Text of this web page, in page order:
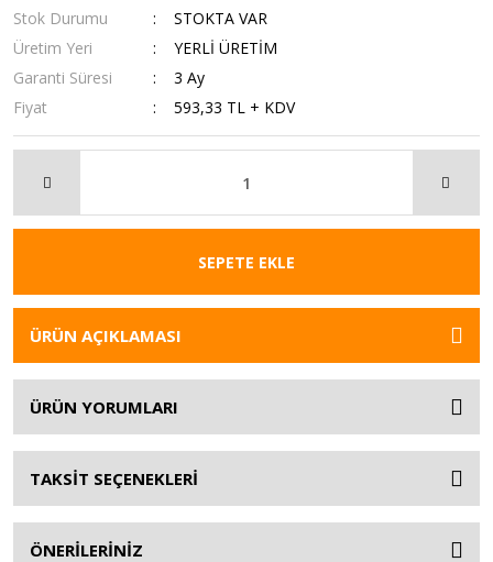
Stok Durumu
STOKTA VAR
Üretim Yeri
YERLİ ÜRETİM
Garanti Süresi
3 Ay
Fiyat
593,33 TL + KDV
SEPETE EKLE
ÜRÜN AÇIKLAMASI
ÜRÜN YORUMLARI
TAKSİT SEÇENEKLERİ
ÖNERİLERİNİZ